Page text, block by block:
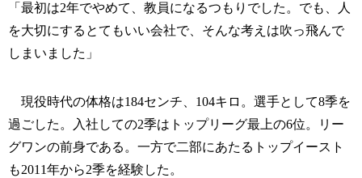
「最初は2年でやめて、教員になるつもりでした。でも、人
を大切にするとてもいい会社で、そんな考えは吹っ飛んで
しまいました」
現役時代の体格は184センチ、104キロ。選手として8季を
過ごした。入社しての2季はトップリーグ最上の6位。リー
グワンの前身である。一方で二部にあたるトップイースト
も2011年から2季を経験した。